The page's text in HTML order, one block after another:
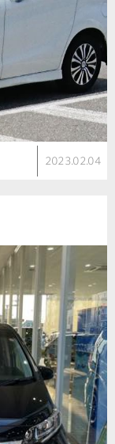
2023.02.04